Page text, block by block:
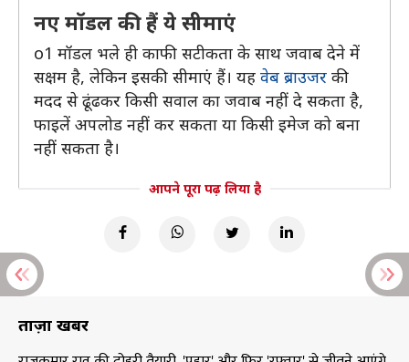
नए मॉडल की हैं ये सीमाएं
o1 मॉडल भले ही काफी सटीकता के साथ जवाब देने में
सक्षम है, लेकिन इसकी सीमाएं हैं। यह वेब ब्राउजर की
मदद से ढूंढकर किसी सवाल का जवाब नहीं दे सकता है,
फाइलें अपलोड नहीं कर सकता या किसी इमेज को बना
नहीं सकता है।
आपने पूरा पढ़ लिया है
ताज़ा खबरें